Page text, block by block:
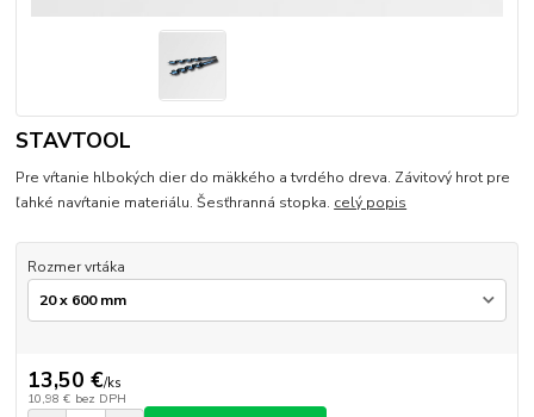
STAVTOOL
Pre vŕtanie hlbokých dier do mäkkého a tvrdého dreva. Závitový hrot pre
ľahké navŕtanie materiálu. Šesťhranná stopka. celý popis
Rozmer vrtáka
13,50 €/ks
10,98 € bez DPH